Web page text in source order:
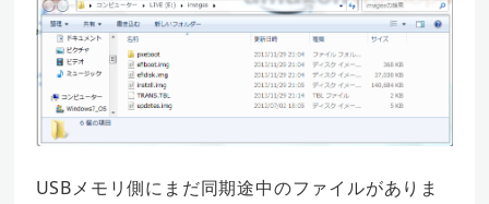
USBメモリ側にまだ同期途中のファイルがありま